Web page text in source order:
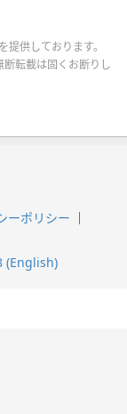
供しております。
転載は固くお断りし
ーポリシー
(English)